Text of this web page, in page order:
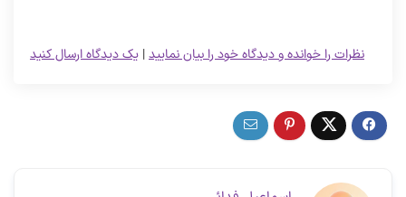
یک دیدگاه ارسال کنید |نظرات را خوانده و دیدگاه خود را بیان نمایید